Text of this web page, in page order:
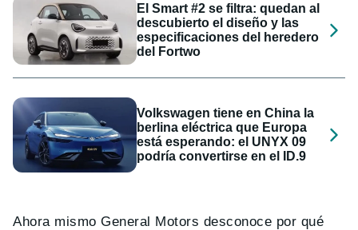
El Smart #2 se filtra: quedan al
descubierto el diseño y las
especificaciones del heredero
del Fortwo
Volkswagen tiene en China la
berlina eléctrica que Europa
está esperando: el UNYX 09
podría convertirse en el ID.9
Ahora mismo General Motors desconoce por qué